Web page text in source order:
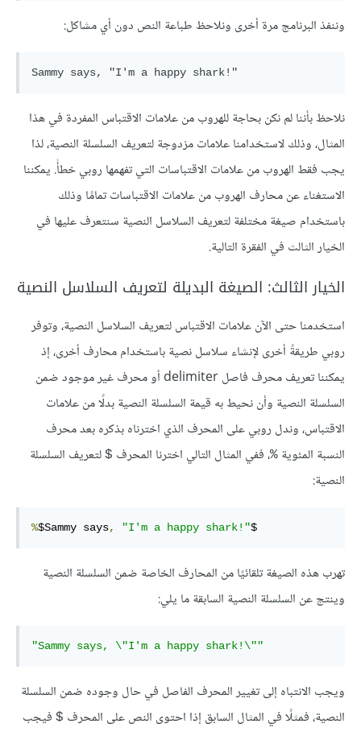
وننفذ البرنامج مرة أخرى ونلاحظ طباعة النص دون أي مشاكل:
نلاحظ بأننا لم نكن بحاجة للهروب من علامات الاقتباس المفردة في هذا
المثال، وذلك لاستخدامنا علامات مزدوجة لتعريف السلسلة النصية، لذا
يجب فقط الهروب من علامات الاقتباسات التي تفهمها روبي خطأً. يمكننا
الاستغناء عن محارف الهروب من علامات الاقتباسات تمامًا وذلك
باستخدام صيغة مختلفة لتعريف السلاسل النصية سنتعرف عليها في
الخيار الثالث في الفقرة التالية.
الخيار الثالث: الصيغة البديلة لتعريف السلاسل النصية
استخدمنا حتى الآن علامات الاقتباس لتعريف السلاسل النصية، وتوفر
روبي طريقةً أخرى لإنشاء سلاسل نصية باستخدام محارف أخرى، إذ
يمكننا تعريف محرف فاصل delimiter أو محرف غير موجود ضمن
السلسلة النصية وأن نحيط به قيمة السلسلة النصية بدلًا من علامات
الاقتباس، وندل روبي على المحرف الذي اخترناه بذكره بعد محرف
النسبة المئوية %، ففي المثال التالي اخترنا المحرف $ لتعريف السلسلة
النصية:
%$Sammy says, "I'm a happy shark!"$
تهرب هذه الصيغة تلقائيًا من المحارف الخاصة ضمن السلسلة النصية
وينتج عن السلسلة النصية السابقة ما يلي:
"Sammy says, \"I'm a happy shark!\""
ويجب الانتباه إلى تغيير المحرف الفاصل في حال وجوده ضمن السلسلة
النصية، فمثلًا في المثال السابق إذا احتوى النص على المحرف $ فيجب